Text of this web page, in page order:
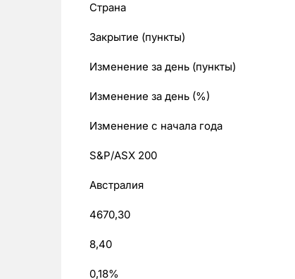
Страна
Закрытие (пункты)
Изменение за день (пункты)
Изменение за день (%)
Изменение с начала года
S&P/ASX 200
Австралия
4670,30
8,40
0,18%